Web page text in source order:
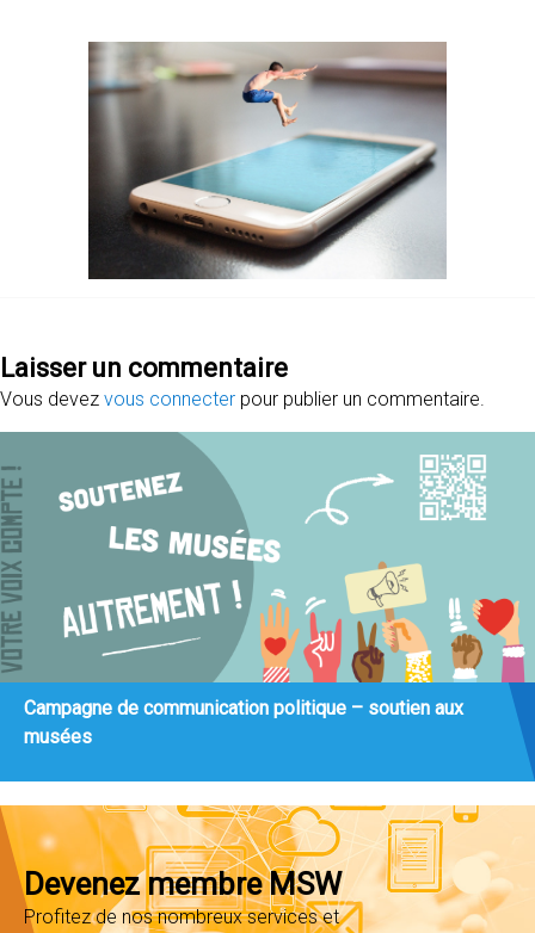
Laisser un commentaire
Vous devez vous connecter pour publier un commentaire.
Campagne de communication politique – soutien aux
musées
Devenez membre MSW
Profitez de nos nombreux services et